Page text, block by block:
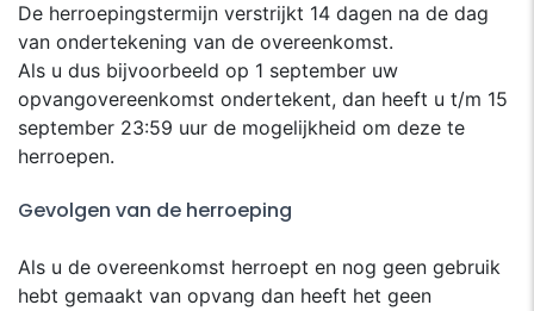
De herroepingstermijn verstrijkt 14 dagen na de dag
van ondertekening van de overeenkomst.
Als u dus bijvoorbeeld op 1 september uw
opvangovereenkomst ondertekent, dan heeft u t/m 15
september 23:59 uur de mogelijkheid om deze te
herroepen.
Gevolgen van de herroeping
Als u de overeenkomst herroept en nog geen gebruik
hebt gemaakt van opvang dan heeft het geen